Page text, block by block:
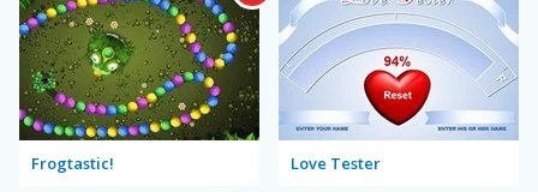
Frogtastic! Love Tester